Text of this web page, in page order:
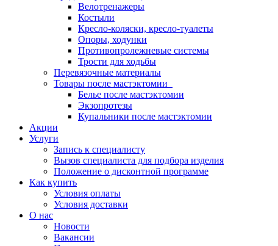
Велотренажеры
Костыли
Кресло-коляски, кресло-туалеты
Опоры, ходунки
Противопролежневые системы
Трости для ходьбы
Перевязочные материалы
Товары после мастэктомии
Белье после мастэктомии
Экзопротезы
Купальники после мастэктомии
Акции
Услуги
Запись к специалисту
Вызов специалиста для подбора изделия
Положение о дисконтной программе
Как купить
Условия оплаты
Условия доставки
О нас
Новости
Вакансии